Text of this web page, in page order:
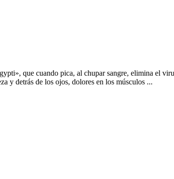
que cuando pica, al chupar sangre, elimina el
y detrás de los ojos, dolores en los músculos ...